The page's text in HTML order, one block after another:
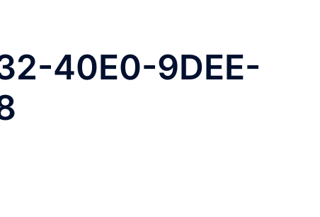
40E0-9DEE-